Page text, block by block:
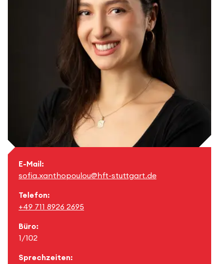
E-Mail:
sofia.xanthopoulou@hft-stuttgart.de
Telefon:
+49 711 8926 2695
Büro:
1/102
Sprechzeiten: